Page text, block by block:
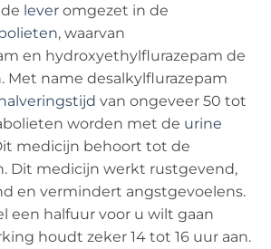
lever omgezet in de
, waarvan
en hydroxyethylflurazepam de
Met name desalkylflurazepam
van ongeveer 50 tot
worden met de urine
medicijn behoort tot de
Dit medicijn werkt rustgevend,
en vermindert angstgevoelens.
een halfuur voor u wilt gaan
houdt zeker 14 tot 16 uur aan.